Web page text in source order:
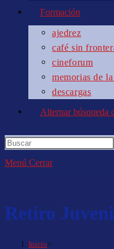
Formación
ajedrez
café sin
cineforum
memorias de
descargas
Alternar búsqueda
Menú Cerrar
Retiro
Inicio>